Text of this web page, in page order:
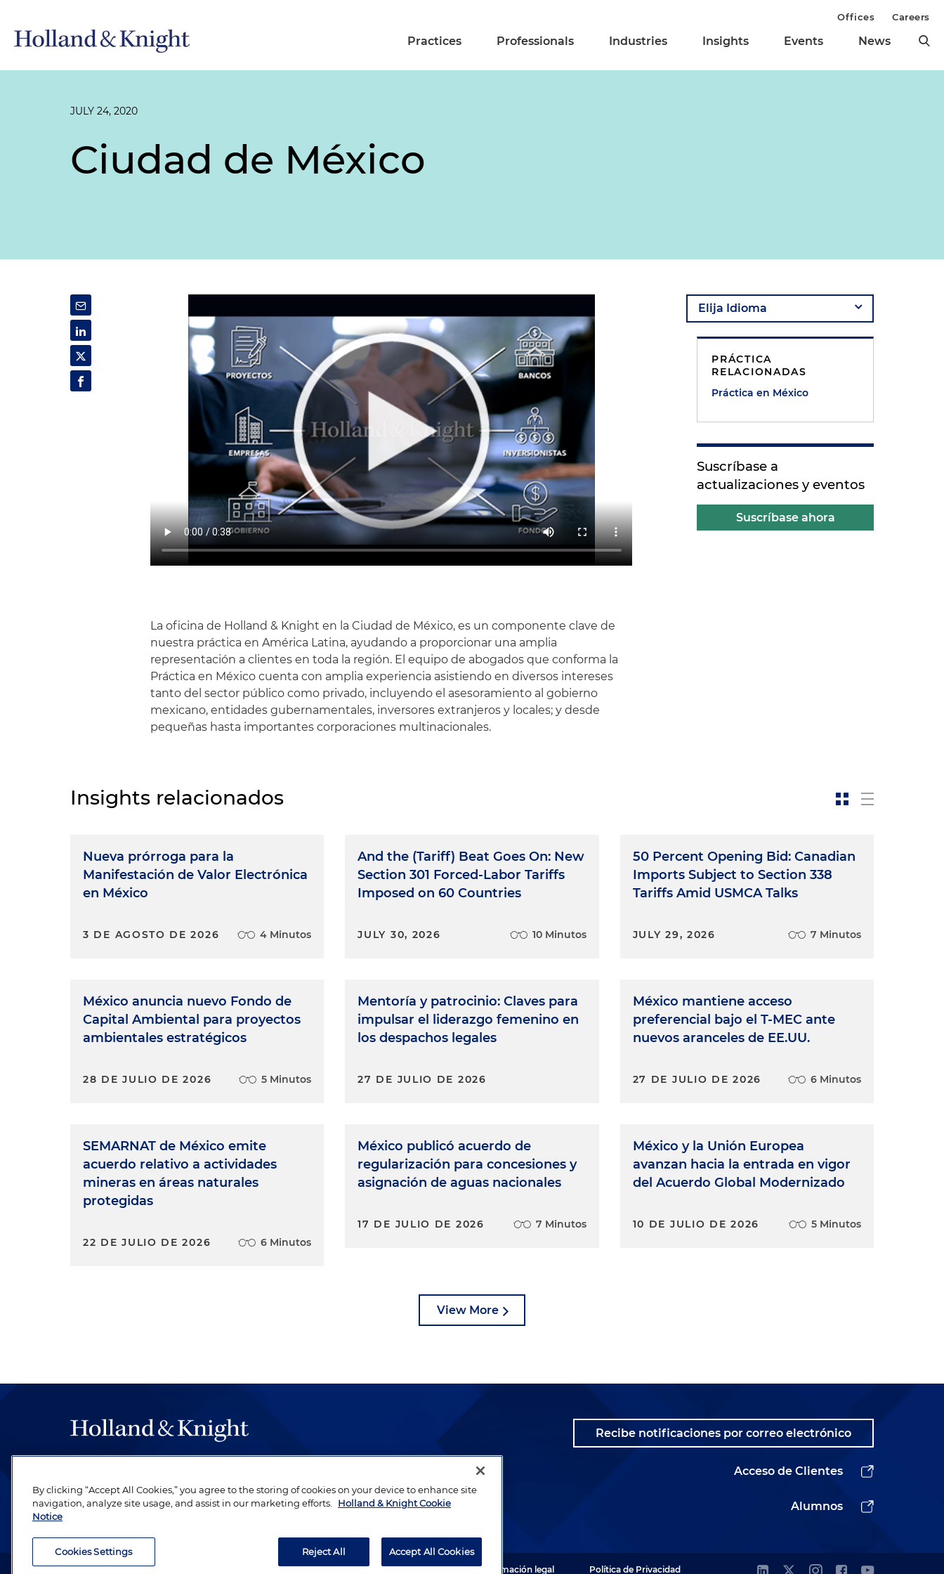
Practices Professionals Industries Insights Events News
Offices Careers
JULY 24, 2020
Ciudad de México
La oficina de Holland & Knight en la Ciudad de México, es un componente clave de
nuestra práctica en América Latina, ayudando a proporcionar una amplia
representación a clientes en toda la región. El equipo de abogados que conforma la
Práctica en México cuenta con amplia experiencia asistiendo en diversos intereses
tanto del sector público como privado, incluyendo el asesoramiento al gobierno
mexicano, entidades gubernamentales, inversores extranjeros y locales; y desde
pequeñas hasta importantes corporaciones multinacionales.
PRÁCTICA
RELACIONADAS
Práctica en México
Suscríbase a
actualizaciones y eventos
Suscríbase ahora
Insights relacionados
Nueva prórroga para la
Manifestación de Valor Electrónica
en México
3 DE AGOSTO DE 2026 4 Minutos
México anuncia nuevo Fondo de
Capital Ambiental para proyectos
ambientales estratégicos
28 DE JULIO DE 2026 5 Minutos
SEMARNAT de México emite
acuerdo relativo a actividades
mineras en áreas naturales
protegidas
22 DE JULIO DE 2026 6 Minutos
And the (Tariff) Beat Goes On: New
Section 301 Forced-Labor Tariffs
Imposed on 60 Countries
JULY 30, 2026 10 Minutos
Mentoría y patrocinio: Claves para
impulsar el liderazgo femenino en
los despachos legales
27 DE JULIO DE 2026
México publicó acuerdo de
regularización para concesiones y
asignación de aguas nacionales
17 DE JULIO DE 2026 7 Minutos
50 Percent Opening Bid: Canadian
Imports Subject to Section 338
Tariffs Amid USMCA Talks
JULY 29, 2026 7 Minutos
México mantiene acceso
preferencial bajo el T-MEC ante
nuevos aranceles de EE.UU.
27 DE JULIO DE 2026 6 Minutos
México y la Unión Europea
avanzan hacia la entrada en vigor
del Acuerdo Global Modernizado
10 DE JULIO DE 2026 5 Minutos
View More
Recibe notificaciones por correo electrónico
Acceso de Clientes
Alumnos
Abogado publicitario. © 1996– 2026 Holland & Knight LLP. Todos los derechos reservados. Información legal Política de Privacidad
By clicking “Accept All Cookies,” you agree to the storing of cookies on your device to enhance site
navigation, analyze site usage, and assist in our marketing efforts.
Holland & Knight Cookie
Notice
Cookies Settings Reject All Accept All Cookies